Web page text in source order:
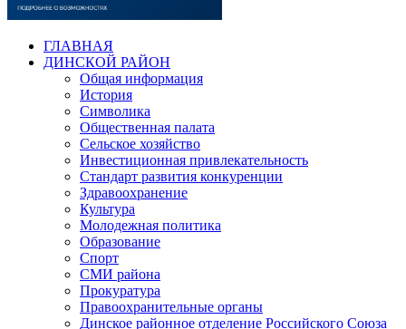
ГЛАВНАЯ
ДИНСКОЙ РАЙОН
Общая информация
История
Символика
Общественная палата
Сельское хозяйство
Инвестиционная привлекательность
Стандарт развития конкуренции
Здравоохранение
Культура
Молодежная политика
Образование
Спорт
СМИ района
Прокуратура
Правоохранительные органы
Динское районное отделение Российского Союза